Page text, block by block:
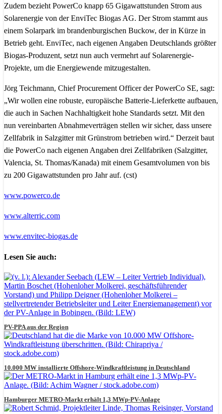
Zudem bezieht PowerCo knapp 65 Gigawattstunden Strom aus
Solarenergie von der EnviTec Biogas AG. Der Strom stammt aus
einem Solarpark im brandenburgischen Buckow, der in Kürze in
Betrieb geht. EnviTec, nach eigenen Angaben Deutschlands größter
Biogas-Produzent, setzt nun auch vermehrt auf Solarenergie-
Projekte, um die Energiewende mitzugestalten.
Jörg Teichmann, Chief Procurement Officer der PowerCo SE, sagt:
„Wir wollen eine robuste, europäische Batterie-Lieferkette aufbauen,
die auch in Sachen Nachhaltigkeit hohe Standards setzt. Mit den
nun vereinbarten Abnahmeverträgen stellen wir sicher, dass unsere
Zellfabrik in Salzgitter mit Grünstrom betrieben wird.“ Derzeit baut
die PowerCo nach eigenen Angaben drei Zellfabriken (Salzgitter,
Valencia, St. Thomas/Kanada) mit einem Gesamtvolumen von bis
zu 200 Gigawattstunden pro Jahr auf. (cst)
www.powerco.de
www.alterric.com
www.envitec-biogas.de
Lesen Sie auch:
PV-PPA aus der Region
10.000 MW installierte Offshore-Windkraftleistung in Deutschland
Hamburger METRO-Markt erhält 1,3 MWp-PV-Anlage